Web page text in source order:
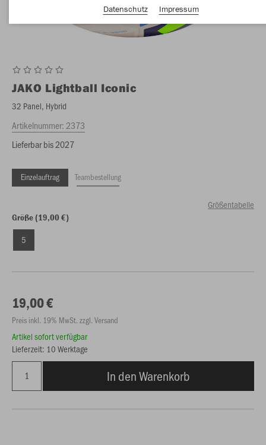
JAKO Lightball Iconic
32 Panel, Hybrid
Artikelnummer: 2373
Lieferbar bis 2027
Einzelauftrag Teambestellung
Größentabelle
Größe (19,00 €)
5
19,00 €
Preis inkl. 19% MwSt. zzgl. Versand
Artikel sofort verfügbar
Lieferzeit: 10 Werktage
In den Warenkorb
Datenschutz
Impressum